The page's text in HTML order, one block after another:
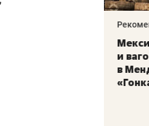
и физическим
основа
и
в